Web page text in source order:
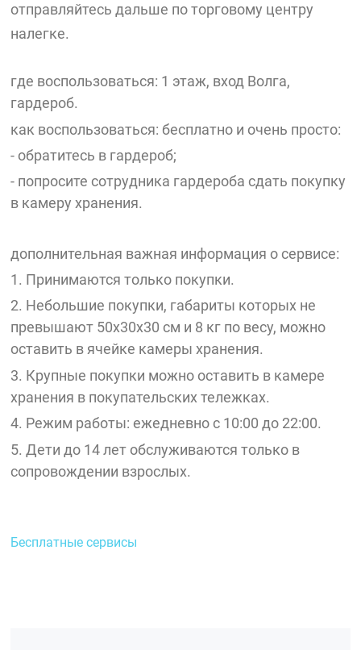
отправляйтесь дальше по торговому центру
налегке.
где воспользоваться: 1 этаж, вход Волга,
гардероб.
как воспользоваться: бесплатно и очень просто:
- обратитесь в гардероб;
- попросите сотрудника гардероба сдать покупку
в камеру хранения.
дополнительная важная информация о сервисе:
1. Принимаются только покупки.
2. Небольшие покупки, габариты которых не
превышают 50х30х30 см и 8 кг по весу, можно
оставить в ячейке камеры хранения.
3. Крупные покупки можно оставить в камере
хранения в покупательских тележках.
4. Режим работы: ежедневно с 10:00 до 22:00.
5. Дети до 14 лет обслуживаются только в
сопровождении взрослых.
Бесплатные сервисы